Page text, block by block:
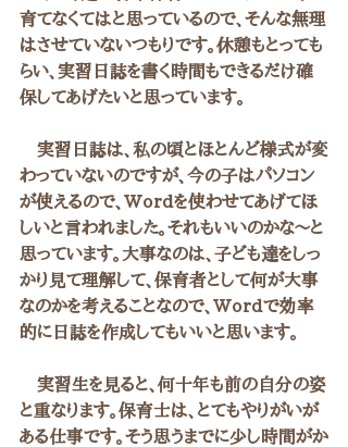
育てなくてはと思っているので、そんな無理
はさせていないつもりです。休憩もとっても
らい、実習日誌を書く時間もできるだけ確
保してあげたいと思っています。
実習日誌は、私の頃とほとんど様式が変
わっていないのですが、今の子はパソコン
が使えるので、Wordを使わせてあげてほ
しいと言われました。それもいいのかな〜と
思っています。大事なのは、子ども達をしっ
かり見て理解して、保育者として何が大事
なのかを考えることなので、Wordで効率
的に日誌を作成してもいいと思います。
実習生を見ると、何十年も前の自分の姿
と重なります。保育士は、とてもやりがいが
ある仕事です。そう思うまでに少し時間がか